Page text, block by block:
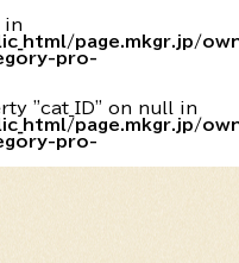
in
page.mkgr.jp/
pro-
"cat_ID" on null in
page.mkgr.jp/
pro-